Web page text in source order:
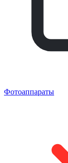
Фотоаппараты